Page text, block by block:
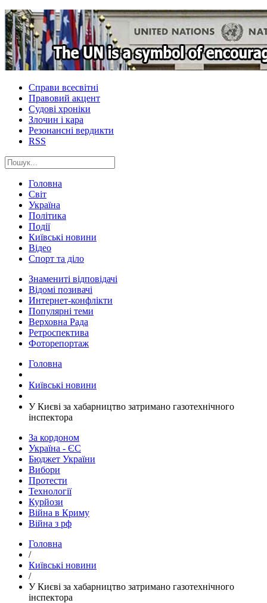
Справи всесвітні
Правовий акцент
Судові хроніки
Злочин і кара
Резонансні вердикти
RSS
Головна
Світ
Україна
Політика
Події
Київські новини
Відео
Спорт та діло
Знамениті відповідачі
Відомі позивачі
Интернет-конфлікти
Популярні теми
Верховна Рада
Ретроспектива
Фоторепортаж
Головна
Київські новини
У Києві за хабарництво затримано газотехнічного
інспектора
За кордоном
Україна - ЄС
Бюджет України
Вибори
Протести
Технології
Курйози
Війна в Криму
Війна з рф
Головна
/
Київські новини
/
У Києві за хабарництво затримано газотехнічного
інспектора